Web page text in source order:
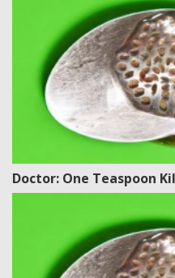
Doctor: One Teaspoon